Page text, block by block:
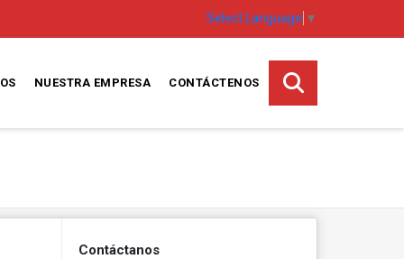
Select Language ▼
NUESTRA EMPRESA CONTÁCTENOS
Contáctanos